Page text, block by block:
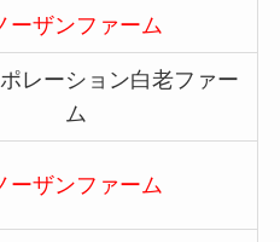
ーザンファーム
レーション白老ファー
ム
ーザンファーム